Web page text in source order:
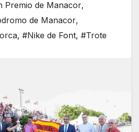
Premio de Manacor,
de Manacor,
, #Nike de Font, #Trote